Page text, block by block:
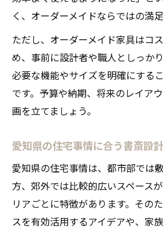
く、オーダーメイドならではの満
ただし、オーダーメイド家具はコ
め、事前に設計者や職人としっか
必要な機能やサイズを明確にする
です。予算や納期、将来のレイア
画を立てましょう。
愛知県の住宅事情に合う書斎設
愛知県の住宅事情は、都市部では
方、郊外では比較的広いスペース
リアごとに特徴があります。その
スを有効活用するアイデアや、家